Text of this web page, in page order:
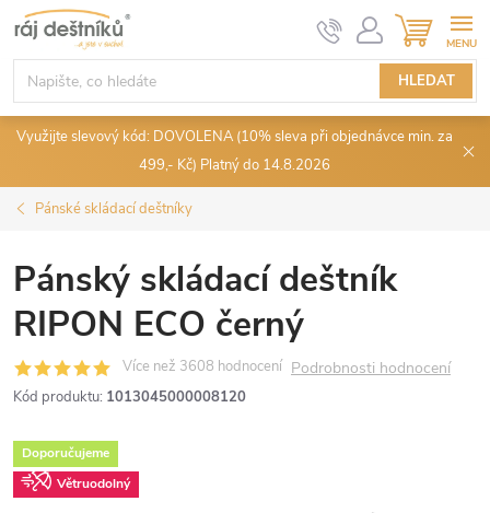
Přejít
na
obsah
HLEDAT
KOŠÍK
Využijte slevový kód: DOVOLENA (10% sleva při objednávce min. za
499,- Kč) Platný do 14.8.2026
Pánské skládací deštníky
Pánský skládací deštník
RIPON ECO černý
Podrobnosti hodnocení
Kód produktu: 1013045000008120
Doporučujeme
Větruodolný